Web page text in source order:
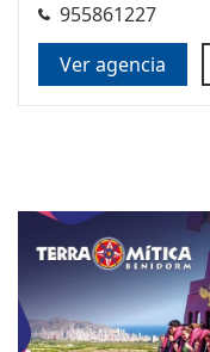
955861227
Ver agencia